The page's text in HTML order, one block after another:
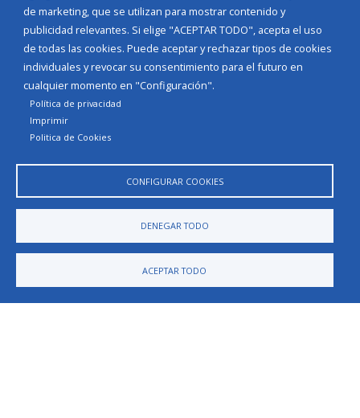
de marketing, que se utilizan para mostrar contenido y
publicidad relevantes. Si elige "ACEPTAR TODO", acepta el uso
de todas las cookies. Puede aceptar y rechazar tipos de cookies
individuales y revocar su consentimiento para el futuro en
cualquier momento en "Configuración".
Política de privacidad
Imprimir
Politica de Cookies
CONFIGURAR COOKIES
DENEGAR TODO
ACEPTAR TODO
Plaza Mayor 09248
TELÉFONO
947590027
EMAIL
banuelosdebureba@diputaciondeburgos.net
Diputación de Burgos
Noticias